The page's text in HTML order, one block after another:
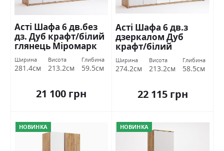
Асті Шафа 6 дв.без
дз. Дуб крафт/білий
глянець Міромарк
Ширина
281.4см
Висота
213.2см
Глибина
59.5см
21 100 грн
Асті Шафа 6 дв.з
дзеркалом Дуб
крафт/білий
глянець Міромарк
Ширина
274.2см
Висота
213.2см
Глибина
58.5см
22 115 грн
НОВИНКА НОВИНКА